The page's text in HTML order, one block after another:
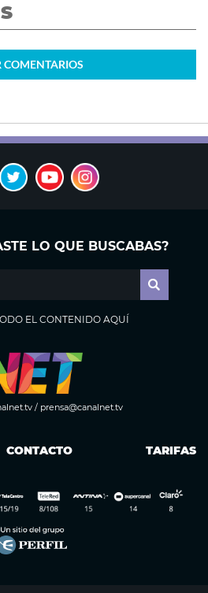
COMENTARIOS
LO QUE BUSCABAS?
EL CONTENIDO AQUÍ
/ prensa@canalnet.tv
CONTACTO TARIFAS